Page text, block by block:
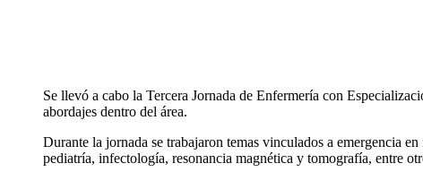
Se llevó a cabo la Tercera Jornada de Enfermería con
abordajes dentro del área.
Durante la jornada se trabajaron temas vinculados a emergencia
pediatría, infectología, resonancia magnética y tomografía, entre